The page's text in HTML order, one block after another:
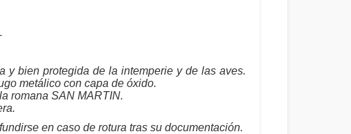
y bien protegida de la intemperie y de las aves.
metálico con capa de óxido.
romana SAN MARTIN.
en caso de rotura tras su documentación.